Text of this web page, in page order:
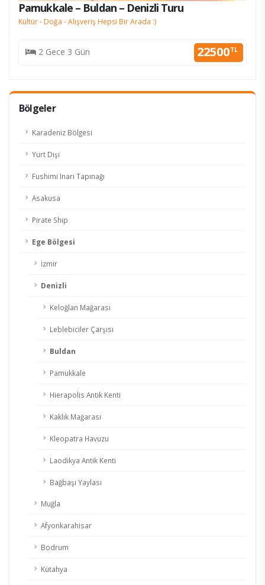
Bölgeler
Karadeniz Bölgesi
Yurt Dışı
Fushimi Inari Tapınağı
Asakusa
Pirate Ship
Ege Bölgesi
İzmir
Denizli
Keloğlan Mağarası
Leblebiciler Çarşısı
Buldan
Pamukkale
Hierapolis Antik Kenti
Kaklık Mağarası
Kleopatra Havuzu
Laodikya Antik Kenti
Bağbaşı Yaylası
Muğla
Afyonkarahisar
Bodrum
Kütahya
Pamukkale – Buldan – Denizli Turu
Kültür - Doğa - Alışveriş Hepsi Bir Arada :)
2 Gece 3 Gün 22500TL